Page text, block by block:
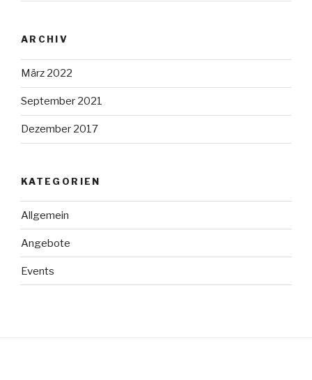
ARCHIV
März 2022
September 2021
Dezember 2017
KATEGORIEN
Allgemein
Angebote
Events